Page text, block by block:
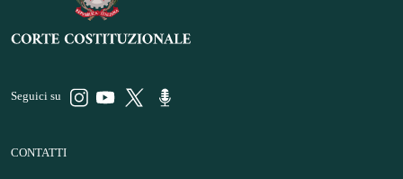
Seguici su
CONTATTI